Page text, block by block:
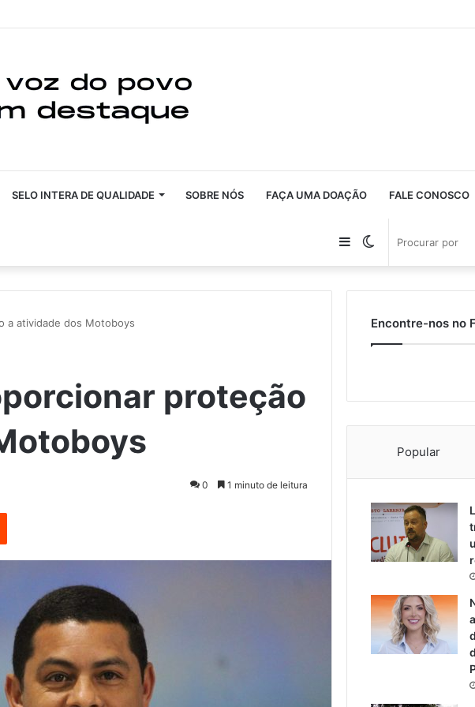
SELO INTERA DE QUALIDADE SOBRE NÓS FAÇA UMA DOAÇÃO FALE CONOSCO
Switch
skin
Barra
Lateral
a atividade dos Motoboys
proteção
0 1 minuto de leitura
Reddit
Encontre-nos no
Popular